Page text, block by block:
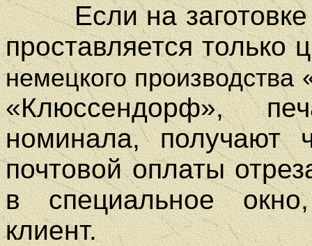
Если на заготовке
проставляется
немецкого
«Клюссендорф»,
номинала, получают
почтовой оплаты
в специальное
клиент.